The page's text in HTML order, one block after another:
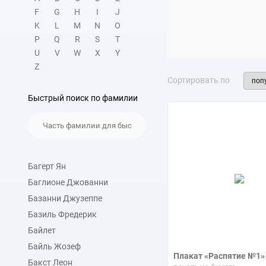
F
G H I
J
K
L M N
O
P
Q R S
T
U
V W X
Y
Z
Быстрый поиск по фамилии
Багерт Ян
Баглионе Джованни
Базанни Джузеппе
Базиль Фредерик
Байлет
Байль Жозеф
Бакст Леон
На раннем этапе
позднем периоде
«Благовещение»,
Сортировать по
Плакат «Распятие №1»